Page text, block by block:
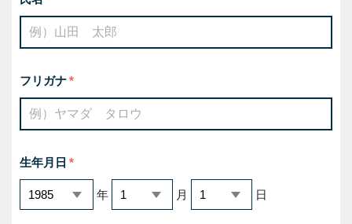
フリガナ
生年月日
年 月 日